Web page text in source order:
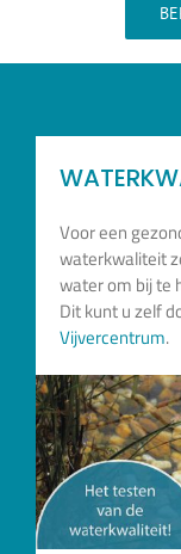
Voor een
waterkwaliteit
water om bij te
Dit kunt u zelf
Vijvercentrum.